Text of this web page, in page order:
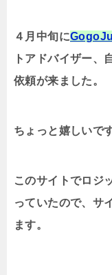
４月中旬に
トアドバイザー、
依頼が来ました。
ちょっと嬉しいで
このサイトでロジ
っていたので、サ
ます。